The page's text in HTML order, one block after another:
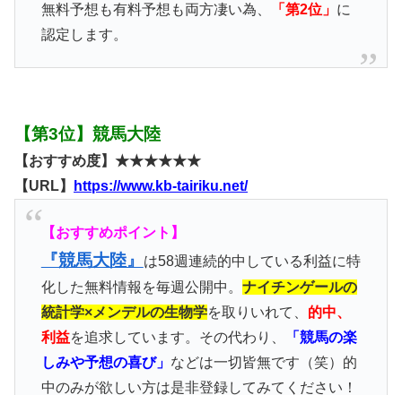
無料予想も有料予想も両方凄い為、
「第2位」 に
認定します。
【第3位】競馬大陸
【おすすめ度】★★★★★★
【URL】
https://www.kb-tairiku.net/
【おすすめポイント】
『競馬大陸』
は58週連続的中している利益に特
化した無料情報を毎週公開中。 ナイチンゲールの
統計学×メンデルの生物学を取りいれて、 的中、
利益を追求しています。その代わり、
「競馬の楽
しみや予想の喜び」 などは一切皆無です（笑）的
中のみが欲しい方は是非登録してみてください！